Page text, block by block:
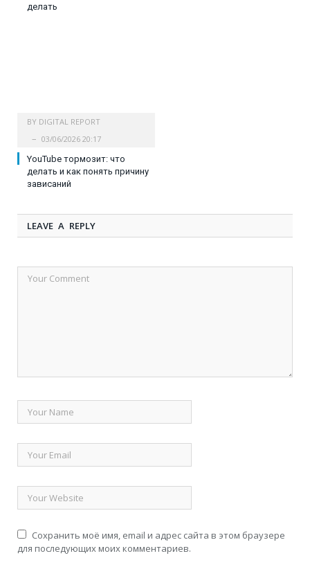
делать
BY DIGITAL REPORT
03/06/2026 20:17
YouTube тормозит: что
делать и как понять причину
зависаний
LEAVE A REPLY
Сохранить моё имя, email и адрес сайта в этом браузере
для последующих моих комментариев.